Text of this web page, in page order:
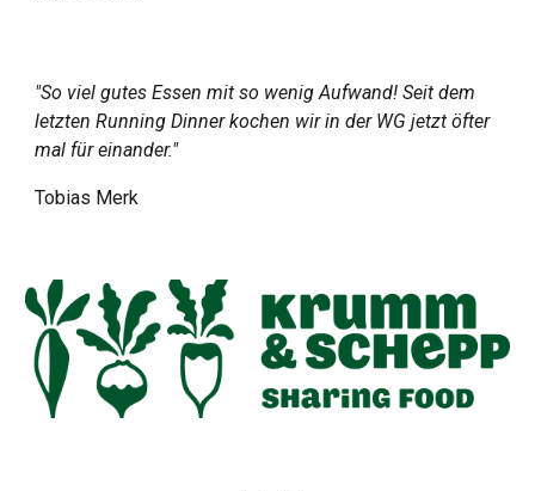
"So viel gutes Essen mit so wenig Aufwand! Seit dem
letzten Running Dinner kochen wir in der WG jetzt öfter
mal für einander."
Tobias Merk